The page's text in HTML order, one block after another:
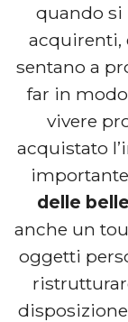
quando si
acquirenti,
sentano a
far in
vivere
acquistato
importante
delle
anche un
oggetti